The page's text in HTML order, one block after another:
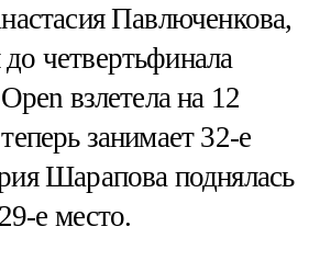
Павлюченкова,
четвертьфинала
взлетела на 12
занимает 32-е
Шарапова поднялась
е место.